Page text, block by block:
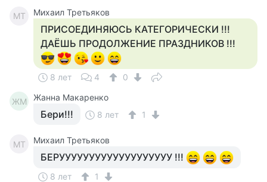
МТ Михаил Третьяков
ПРИСОЕДИНЯЮСЬ КАТЕГОРИЧЕСКИ !!!
ДАЁШЬ ПРОДОЛЖЕНИЕ ПРАЗДНИКОВ !!!
8 лет 4 0
ЖМ Жанна Макаренко
Бери!!! 8 лет 1
МТ Михаил Третьяков
БЕРУУУУУУУУУУУУУУУУУУУ !!!
8 лет 1